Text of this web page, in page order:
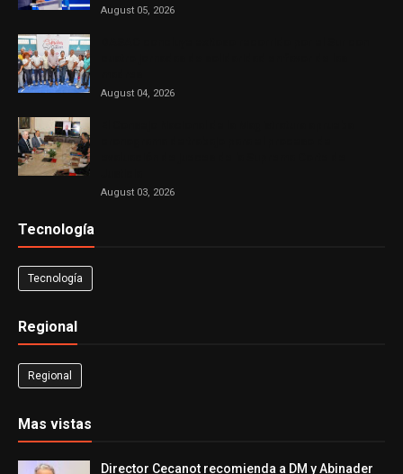
August 05, 2026
August 04, 2026
August 03, 2026
Tecnología
Tecnología
Regional
Regional
Mas vistas
Director Cecanot recomienda a DM y Abinader